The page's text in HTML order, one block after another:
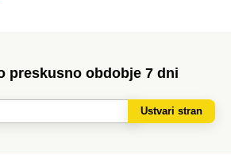
preskusno obdobje 7 dni
Ustvari stran